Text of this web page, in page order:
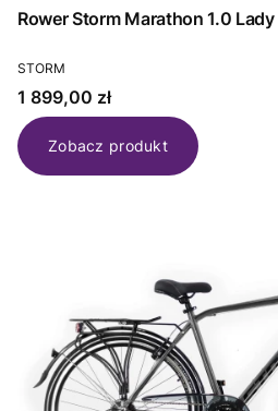
PRODUCENT
STORM
Cena
1 899,00 zł
Zobacz produkt